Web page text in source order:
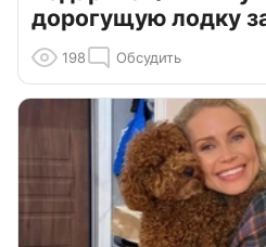
дорогущую лодку
198 Обсудить